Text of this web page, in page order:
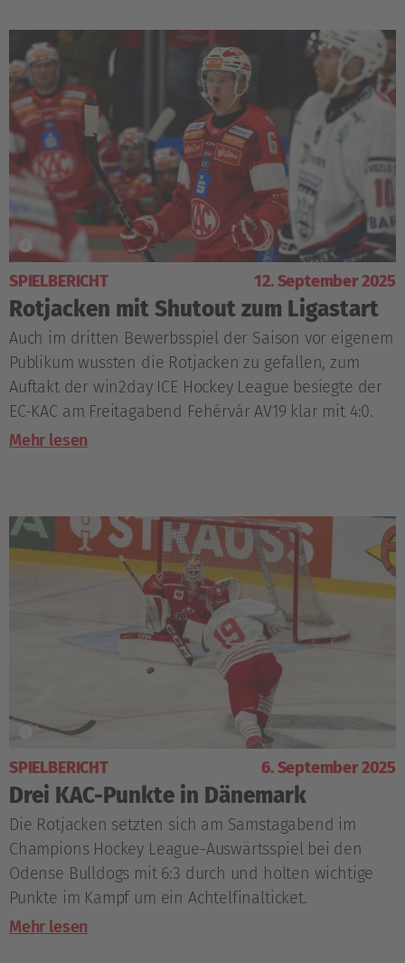
SPIELBERICHT 12. September 2025
Rotjacken mit Shutout zum Ligastart
Auch im dritten Bewerbsspiel der Saison vor eigenem
Publikum wussten die Rotjacken zu gefallen, zum
Auftakt der win2day ICE Hockey League besiegte der
EC-KAC am Freitagabend Fehérvár AV19 klar mit 4:0.
Mehr lesen
SPIELBERICHT 6. September 2025
Drei KAC-Punkte in Dänemark
Die Rotjacken setzten sich am Samstagabend im
Champions Hockey League-Auswärtsspiel bei den
Odense Bulldogs mit 6:3 durch und holten wichtige
Punkte im Kampf um ein Achtelfinalticket.
Mehr lesen